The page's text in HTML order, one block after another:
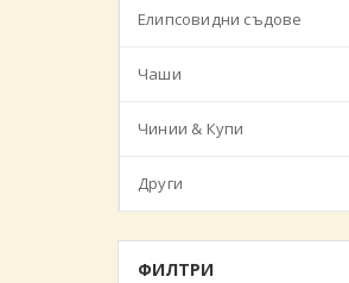
Елипсовидни съдове
Чаши
Чинии & Купи
Други
ФИЛТРИ